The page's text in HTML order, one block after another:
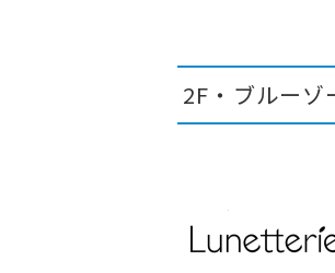
2F・ブルーゾ